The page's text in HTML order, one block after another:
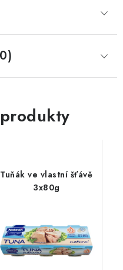
Tuňák ve vlastní šťávě
3x80g